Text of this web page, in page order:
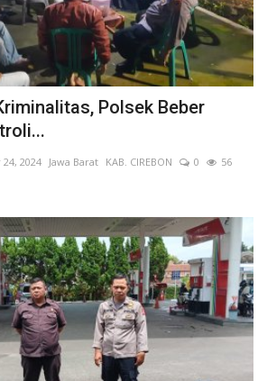
Polsek Beber
24, 2024 Jawa Barat KAB. CIREBON 0
56